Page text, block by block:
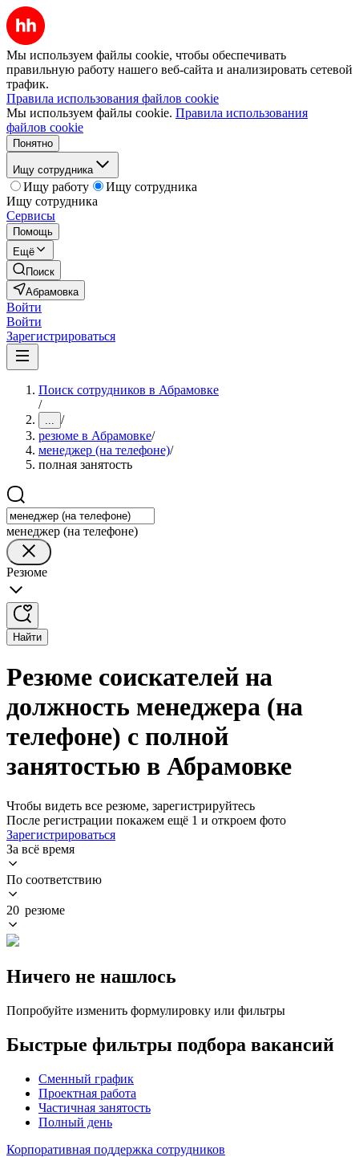
Мы используем файлы cookie, чтобы обеспечивать
правильную работу нашего веб-сайта и анализировать сетевой
трафик.
Правила использования файлов cookie
Мы используем файлы cookie. Правила использования
файлов cookie
Понятно
Ищу сотрудника
Ищу работу
Ищу сотрудника
Ищу сотрудника
Сервисы
Помощь
Ещё
Поиск
Абрамовка
Войти
Войти
Зарегистрироваться
Поиск сотрудников в Абрамовке
/
... /
резюме в Абрамовке/
менеджер (на телефоне)/
полная занятость
менеджер (на телефоне)
Резюме
Найти
Резюме соискателей на
должность менеджера (на
телефоне) с полной
занятостью в Абрамовке
Чтобы видеть все резюме, зарегистрируйтесь
После регистрации покажем ещё 1 и откроем фото
Зарегистрироваться
За всё время
По соответствию
20 резюме
Ничего не нашлось
Попробуйте изменить формулировку или фильтры
Быстрые фильтры подбора вакансий
Сменный график
Проектная работа
Частичная занятость
Полный день
Корпоративная поддержка сотрудников